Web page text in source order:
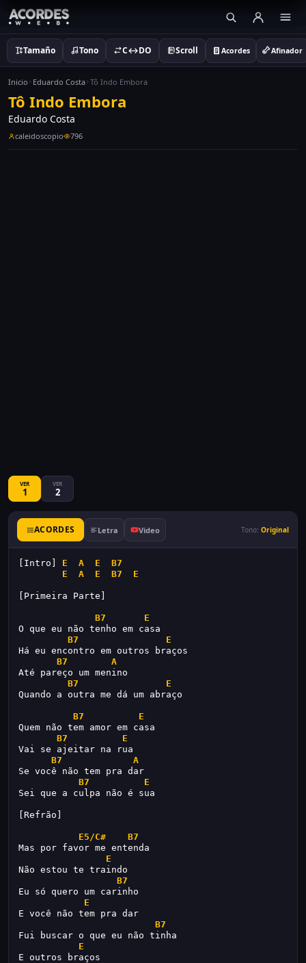
Tamaño Tono C↔DO Scroll Acordes Afinador
Inicio Eduardo Costa Tô Indo Embora
Tô Indo Embora
Eduardo Costa
caleidoscopio 796
VER
1
VER
2
ACORDES Letra Video Tono: Original
[Intro] E A E
B7
E
A E B7 E
[Primeira Parte]
B7
E
O que eu não tenho em casa
B7
E
Há eu encontro em outros braços
B7
A
Até pareço um menino
B7
E
Quando a outra me dá um abraço
B7
E
Quem não tem amor em casa
B7
E
Vai se ajeitar na rua
B7
A
Se você não tem pra dar
B7
E
Sei que a culpa não é sua
[Refrão]
E5/C#
B7
Mas por favor me entenda
E
Não estou te traindo
B7
Eu só quero um carinho
E
E você não tem pra dar
B7
Fui buscar o que eu não tinha
E
E outros braços